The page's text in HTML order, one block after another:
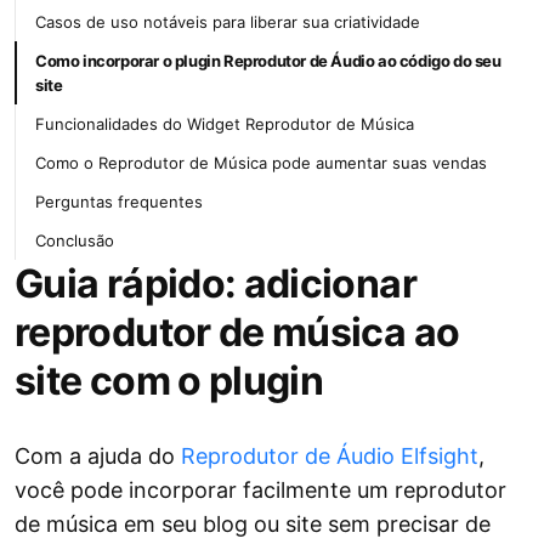
Guia rápido: adicionar
reprodutor de música ao
site com o plugin
Com a ajuda do Reprodutor de Áudio Elfsight,
você pode incorporar facilmente um reprodutor
de música em seu blog ou site sem precisar de
Casos de uso notáveis para liberar sua criatividade
Como incorporar o plugin Reprodutor de Áudio ao código do seu
site
Funcionalidades do Widget Reprodutor de Música
Como o Reprodutor de Música pode aumentar suas vendas
Perguntas frequentes
Conclusão